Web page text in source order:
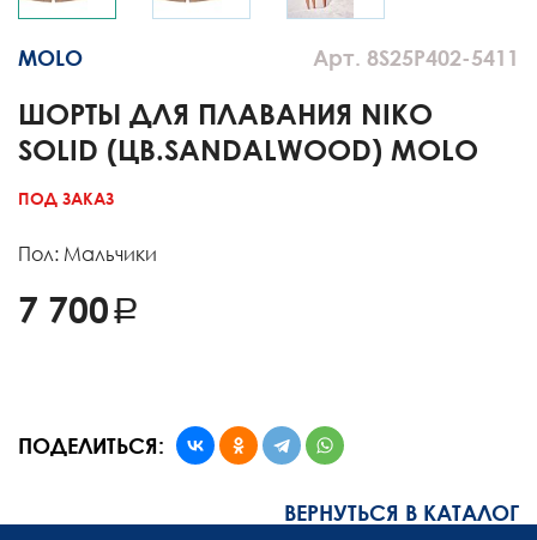
Арт. 8S25P402-5411
MOLO
ШОРТЫ ДЛЯ ПЛАВАНИЯ NIKO
SOLID (ЦВ.SANDALWOOD) MOLO
ПОД ЗАКАЗ
Пол: Мальчики
7 700
ПОДЕЛИТЬСЯ:
ВЕРНУТЬСЯ В КАТАЛОГ